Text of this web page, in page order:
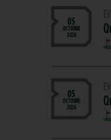
05
OCTOBRE
2026
05
OCTOBRE
2026